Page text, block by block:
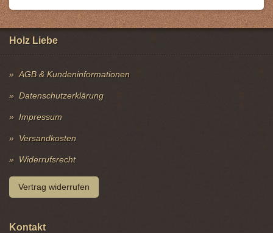
Holz Liebe
AGB & Kundeninformationen
Datenschutzerklärung
Impressum
Versandkosten
Widerrufsrecht
Vertrag widerrufen
Kontakt